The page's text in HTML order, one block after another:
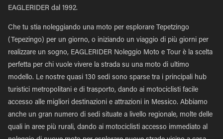
EAGLERIDER dal 1992.
Che tu stia noleggiando una moto per esplorare Tepetzingo
(Tepezingo) per un giorno, o iniziando un viaggio di più giorni per
realizzare un sogno, EAGLERIDER Noleggio Moto e Tour è la scelta
perfetta per chi vuole vivere la strada su una moto di ultimo
modello. Le nostre quasi 130 sedi sono sparse tra i principali hub
turistici metropolitani e di trasporto, dando ai motociclisti facile
accesso alle migliori destinazioni e attrazioni in Messico. Abbiamo
anche un gran numero di sedi situate a livello regionale, molte delle
quali in aree più rurali, dando ai motociclisti accesso immediato al